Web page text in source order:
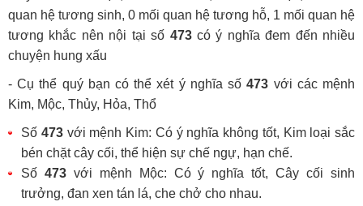
quan hệ tương sinh, 0 mối quan hệ tương hỗ, 1 mối quan hệ
tương khắc nên nội tại số 473có ý nghĩa đem đến nhiều
chuyện hung xấu
- Cụ thể quý bạn có thể xét ý nghĩa số473 với các mệnh
Kim, Mộc, Thủy, Hỏa, Thổ
Số 473với mệnh Kim: Có ý nghĩa không tốt, Kim loại sắc
bén chặt cây cối, thể hiện sự chế ngự, hạn chế.
Số 473với mệnh Mộc: Có ý nghĩa tốt, Cây cối sinh
trưởng, đan xen tán lá, che chở cho nhau.